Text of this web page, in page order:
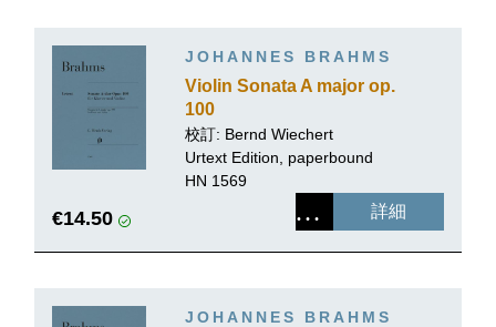
JOHANNES BRAHMS
Violin Sonata A major op.
100
校訂: Bernd Wiechert
Urtext Edition, paperbound
HN 1569
€14.50 詳細
JOHANNES BRAHMS